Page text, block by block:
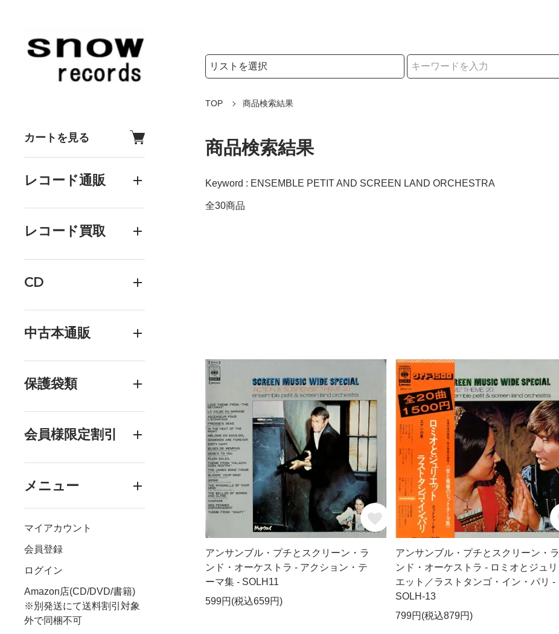
カートを見る
レコード通販
レコード買取
CD
中古本通販
保護袋類
会員様限定割引
メニュー
マイアカウント
会員登録
ログイン
Amazon店(CD/DVD/書籍)
※別発送にて送料割引対象
外で同梱不可
検索リストの選択
TOP 商品検索結果
商品検索結果
Keyword : ENSEMBLE PETIT AND SCREEN LAND ORCHESTRA
全30商品
アンサンブル・プチとスクリーン・ラ
ンド・オーケストラ - アクション・テ
ーマ集 - SOLH11
599円(税込659円)
アンサンブル・プチとスクリーン・ラ
ンド・オーケストラ - ロミオとジュリ
エット／ラストタンゴ・イン・パリ -
SOLH-13
799円(税込879円)